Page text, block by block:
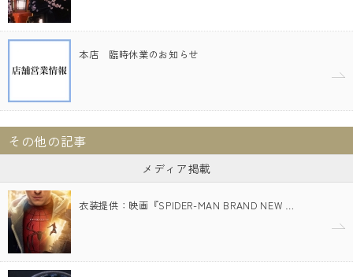
本店 臨時休業のお知らせ
その他の記事
メディア掲載
衣装提供：映画『SPIDER-MAN BRAND NEW …